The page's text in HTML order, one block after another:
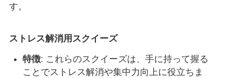
す。
ストレス解消用スクイーズ
特徴: これらのスクイーズは、手に持って握る
ことでストレス解消や集中力向上に役立ちま